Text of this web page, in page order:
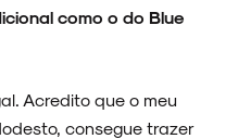
como o do Blue
Acredito que o meu
consegue trazer